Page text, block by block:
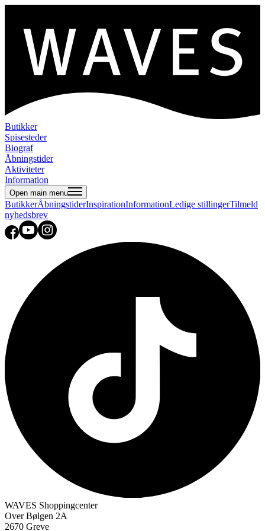
Butikker
Spisesteder
Biograf
Åbningstider
Aktiviteter
Information
Open main menu
ButikkerÅbningstiderInspirationInformationLedige stillingerTilmeld
nyhedsbrev
WAVES Shoppingcenter
Over Bølgen 2A
2670 Greve